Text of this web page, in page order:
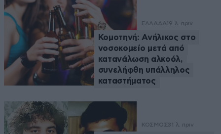
ΕΛΛΑΔΑ 19 λ. πριν
Κομοτηνή: Ανήλικος στο
νοσοκομείο μετά από
κατανάλωση αλκοόλ,
συνελήφθη υπάλληλος
καταστήματος
ΚΟΣΜΟΣ31 λ. πριν